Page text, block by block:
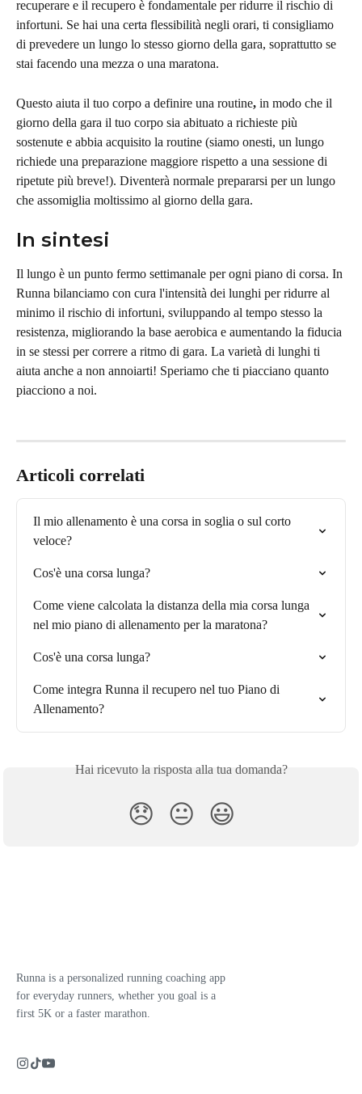
recuperare e il recupero è fondamentale per ridurre il rischio di
infortuni. Se hai una certa flessibilità negli orari, ti consigliamo
di prevedere un lungo lo stesso giorno della gara, soprattutto se
stai facendo una mezza o una maratona.
Questo aiuta il tuo corpo a definire una routine, in modo che il
giorno della gara il tuo corpo sia abituato a richieste più
sostenute e abbia acquisito la routine (siamo onesti, un lungo
richiede una preparazione maggiore rispetto a una sessione di
ripetute più breve!). Diventerà normale prepararsi per un lungo
che assomiglia moltissimo al giorno della gara.
In sintesi
Il lungo è un punto fermo settimanale per ogni piano di corsa. In
Runna bilanciamo con cura l'intensità dei lunghi per ridurre al
minimo il rischio di infortuni, sviluppando al tempo stesso la
resistenza, migliorando la base aerobica e aumentando la fiducia
in se stessi per correre a ritmo di gara. La varietà di lunghi ti
aiuta anche a non annoiarti! Speriamo che ti piacciano quanto
piacciono a noi.
Articoli correlati
Il mio allenamento è una corsa in soglia o sul corto
veloce?
Cos'è una corsa lunga?
Come viene calcolata la distanza della mia corsa lunga
nel mio piano di allenamento per la maratona?
Cos'è una corsa lunga?
Come integra Runna il recupero nel tuo Piano di
Allenamento?
Hai ricevuto la risposta alla tua domanda?
😞 😐 😃
Runna is a personalized running coaching app
for everyday runners, whether you goal is a
first 5K or a faster marathon.